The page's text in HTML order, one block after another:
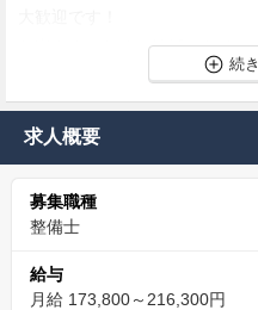
お客さまのため、地域のため、
ぜひ栃木トヨペットを舞台に一
社員の幸福と社会貢献を
員満足度向上に向けた取り組
りに力を入れています。
定年まで安心して働ける優良企
また、社会貢献活動にも力を
求人概要
募集職種
整備士
給与
月給 173,800～216,300円